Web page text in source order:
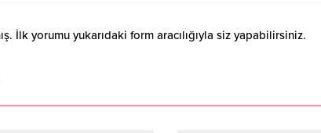
İlk yorumu yukarıdaki form aracılığıyla siz yapabilirsiniz.